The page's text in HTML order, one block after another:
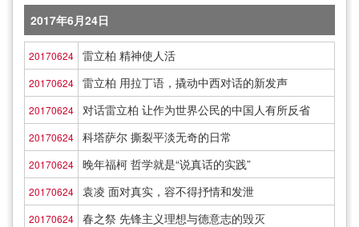
2017年6月24日
20170624 雷立柏 精神使人活
20170624 雷立柏 用拉丁语，撬动中西对话的新发声
20170624 对话雷立柏 让作为世界公民的中国人有所反省
20170624 科塔萨尔 撕裂平淡无奇的日常
20170624 晚年福柯 哲学就是“说真话的实践”
20170624 袁凌 面对真实，容不得抒情和发泄
20170624 春之祭 先锋主义理想与德意志的毁灭